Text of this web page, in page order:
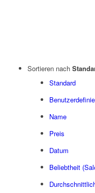
Sortieren nach
Standard
Name
Preis
Datum
Beliebtheit